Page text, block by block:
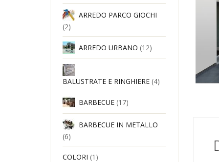
ARREDO PARCO GIOCHI
(2)
ARREDO URBANO (12)
BALUSTRATE E RINGHIERE (4)
BARBECUE (17)
BARBECUE IN METALLO
(6)
COLORI (1)